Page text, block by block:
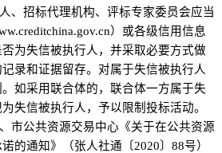
、招标代理机构、评标专家委员会应当
）或各级信用信息
为失信被执行人，并采取必要方式做
录和证据留存。对属于失信被执行人
如采用联合体的，联合体一方属于失
失信被执行人，予以限制投标活动。
市公共资源交易中心《关于在公共资源
的通知》（张人社通〔2020〕88号）